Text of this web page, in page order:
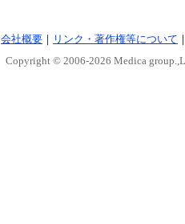
会社概要 ｜ リンク・著作権等について
Copyright © 2006-2026 Medica